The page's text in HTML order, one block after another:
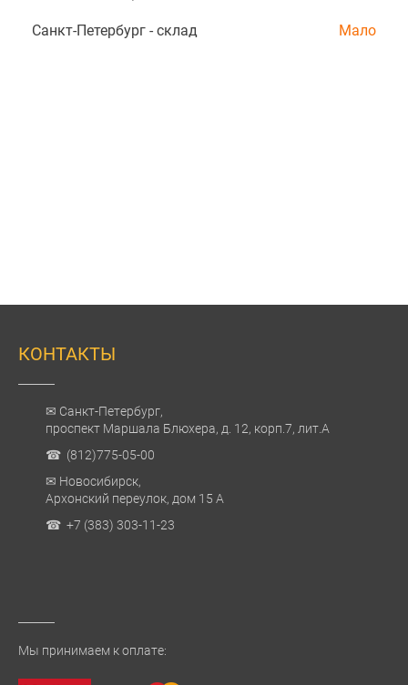
Санкт-Петербург - склад Мало
КОНТАКТЫ
✉ Санкт-Петербург,
проспект Маршала Блюхера, д. 12, корп.7, лит.А
☎ (812)775-05-00
✉ Новосибирск,
Архонский переулок, дом 15 А
☎ +7 (383) 303-11-23
Мы принимаем к оплате: